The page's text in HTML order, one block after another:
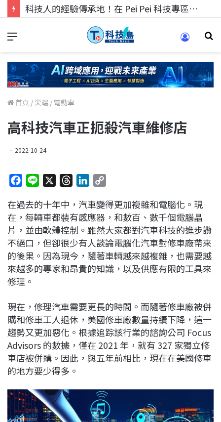
科技人找工作，就到TECH+ 科技專區!
首頁 /尖端 / 電動車
高科技汽車正扼殺汽車維修店
2022-10-24
c
e
b
o
o
k
n
e
r
e
a
d
s
n
k
e
d
I
n
p
y
L
i
n
k
在過去的十年中，汽車變得更加複雜和電腦化。現
在，每輛車都裝有感應器，和數百、數千個電腦晶
片，並由軟體控制。雖然大家都對汽車科技的進步讚
不絕口，但卻很少有人談論電腦化汽車對修車廠帶來
的後果。因為現今，隨著車輛越來越複雜，也需要越
來越多的專家和昂貴的知識，以及供應有限的工具來
修理。
現在，修理汽車需要更長的時間。而隨著修車廠被併
購和修車工人退休，美國修車廠數量持續下降，這一
趨勢又更加惡化。根據追踪該行業的諮詢公司 Focus
Advisors 的數據，僅在 2021 年，就​​有 327 家獨立修
車店被併購。因此，與五年前相比，現在在美國修車
的地方要少得多。